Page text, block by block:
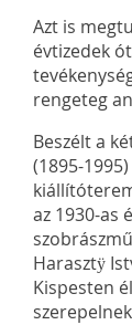
Azt is
évtizedek
rengeteg
Beszélt a
(1895-
az 1930-as
Harasztÿ
Kispesten